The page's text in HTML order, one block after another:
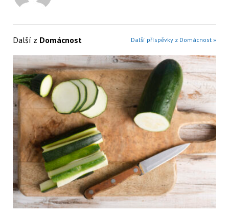
Další z Domácnost Další příspěvky z Domácnost »